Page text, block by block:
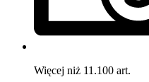
Więcej niż 11.100 art.